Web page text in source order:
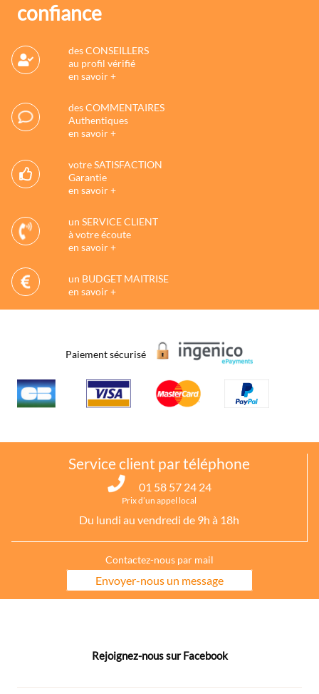
confiance
des CONSEILLERS
au profil vérifié
en savoir +
des COMMENTAIRES
Authentiques
en savoir +
votre SATISFACTION
Garantie
en savoir +
un SERVICE CLIENT
à votre écoute
en savoir +
un BUDGET MAITRISE
en savoir +
Paiement sécurisé
Service client par téléphone
01 58 57 24 24
Prix d’un appel local
Du lundi au vendredi de 9h à 18h
Contactez-nous par mail
Envoyer-nous un message
Rejoignez-nous sur Facebook